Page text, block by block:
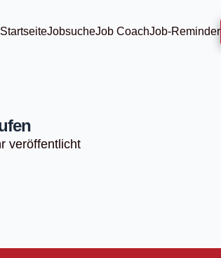
StartseiteJobsucheJob CoachJob-Reminder
veröffentlicht